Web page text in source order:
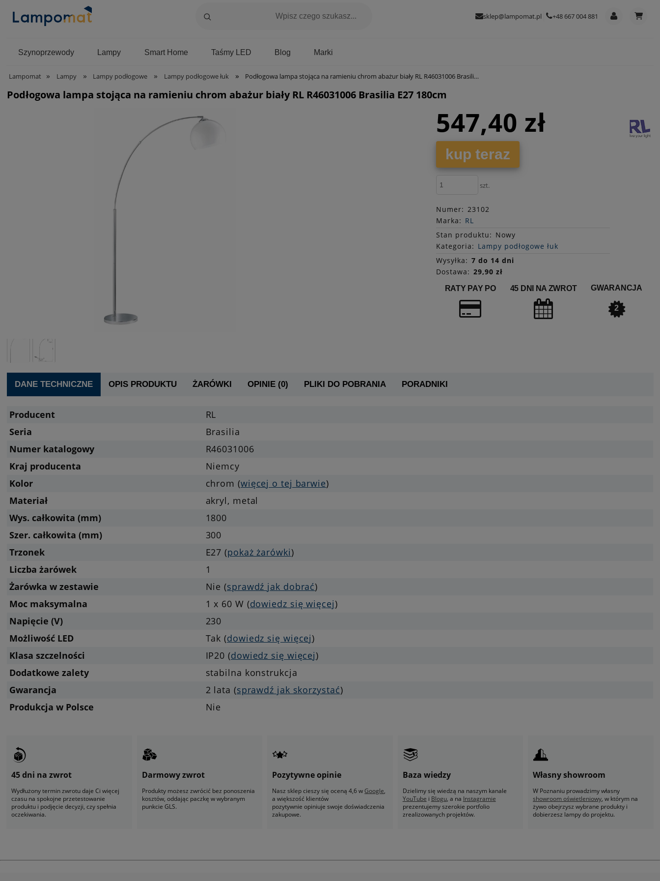
sklep@lampomat.pl +48 667 004 881
Szynoprzewody Lampy Smart Home Blog
Taśmy LED Marki
Lampomat » Lampy » Lampy podłogowe » Lampy podłogowe łuk » Podłogowa lampa stojąca na ramieniu chrom abażur biały RL R46031006 Brasilia E27 180cm
Podłogowa lampa stojąca na ramieniu chrom abażur biały RL R46031006 Brasilia E27 180cm
547,40 zł
kup teraz
szt.
Numer: 23102
Marka: RL
Stan produktu: Nowy
Kategoria: Lampy podłogowe łuk
Wysyłka: 7 do 14 dni
Dostawa: 29,90 zł
RATY PAY PO 45 DNI NA ZWROT GWARANCJA
2
DANE TECHNICZNE OPIS PRODUKTU ŻARÓWKI OPINIE (0) PLIKI DO POBRANIA PORADNIKI
Producent
RL
Seria
Brasilia
Numer katalogowy
R46031006
Kraj producenta
Niemcy
Kolor
chrom (więcej o tej barwie)
Materiał
akryl, metal
Wys. całkowita (mm)
1800
Szer. całkowita (mm)
300
Trzonek
E27 (pokaż żarówki)
Liczba żarówek
1
Żarówka w zestawie
Nie (sprawdź jak dobrać)
Moc maksymalna
1 x 60 W (dowiedz się więcej)
Napięcie (V)
230
Możliwość LED
Tak (dowiedz się więcej)
Klasa szczelności
IP20 (dowiedz się więcej)
Dodatkowe zalety
stabilna konstrukcja
Gwarancja
2 lata (sprawdź jak skorzystać)
Produkcja w Polsce
Nie
45 dni na zwrot
Wydłużony termin zwrotu daje Ci więcej
czasu na spokojne przetestowanie
produktu i podjęcie decyzji, czy spełnia
oczekiwania.
Darmowy zwrot
Produkty możesz zwrócić bez ponoszenia
kosztów, oddając paczkę w wybranym
punkcie GLS.
Pozytywne opinie
Nasz sklep cieszy się oceną 4,6 wGoogle,
a większość klientów
pozytywnie opiniuje swoje doświadczenia
zakupowe.
Baza wiedzy
Dzielimy się wiedzą na naszym kanale
YouTube i Blogu, a na Instagramie
prezentujemy szerokie portfolio
zrealizowanych projektów.
Własny showroom
W Poznaniu prowadzimy własny
showroom oświetleniowy, w którym na
żywo obejrzysz wybrane produkty i
dobierzesz lampy do projektu.